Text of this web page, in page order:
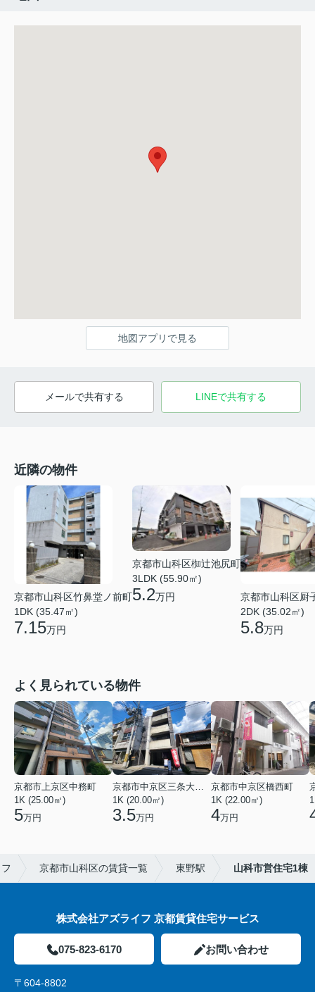
地図アプリで見る
メールで共有する LINEで共有する
近隣の物件
京都市山科区竹鼻堂ノ前町
1DK (35.47㎡)
7.15万円
京都市山科区椥辻池尻町
3LDK (55.90㎡)
5.2万円
京都市山科区厨
2DK (35.02㎡)
5.8万円
よく見られている物件
京都市上京区中務町
1K (25.00㎡)
5万円
京都市中京区三条大宮町
1K (20.00㎡)
3.5万円
京都市中京区橋西町
1K (22.00㎡)
4万円
京都市山科区の賃貸一覧 東野駅 山科市営住宅1棟
株式会社アズライフ 京都賃貸住宅サービス
075-823-6170 お問い合わせ
〒604-8802